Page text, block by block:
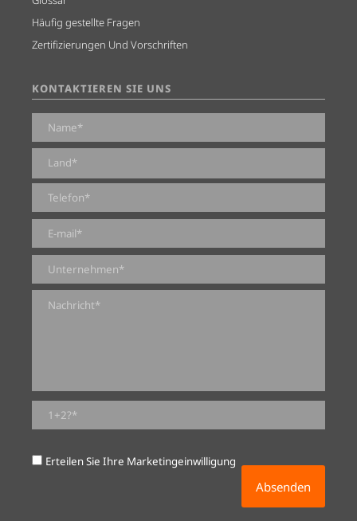
Häufig gestellte Fragen
Zertifizierungen Und Vorschriften
KONTAKTIEREN SIE UNS
0 von 2000 max. Zeichenanzahl
Erteilen Sie Ihre Marketingeinwilligung